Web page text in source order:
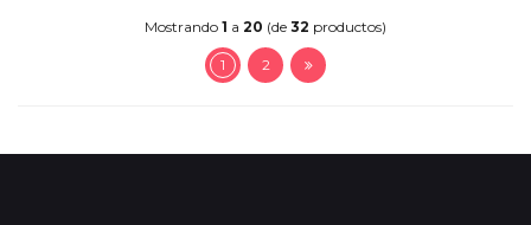
Mostrando 1 a 20 (de 32 productos)
1 2